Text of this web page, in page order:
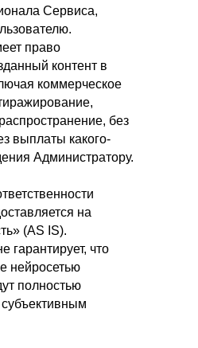
Сервиса,
право
контент в
коммерческое
без
выплаты какого-
Администратору.
на
(AS IS).
гарантирует, что
нейросетью
полностью
субъективным